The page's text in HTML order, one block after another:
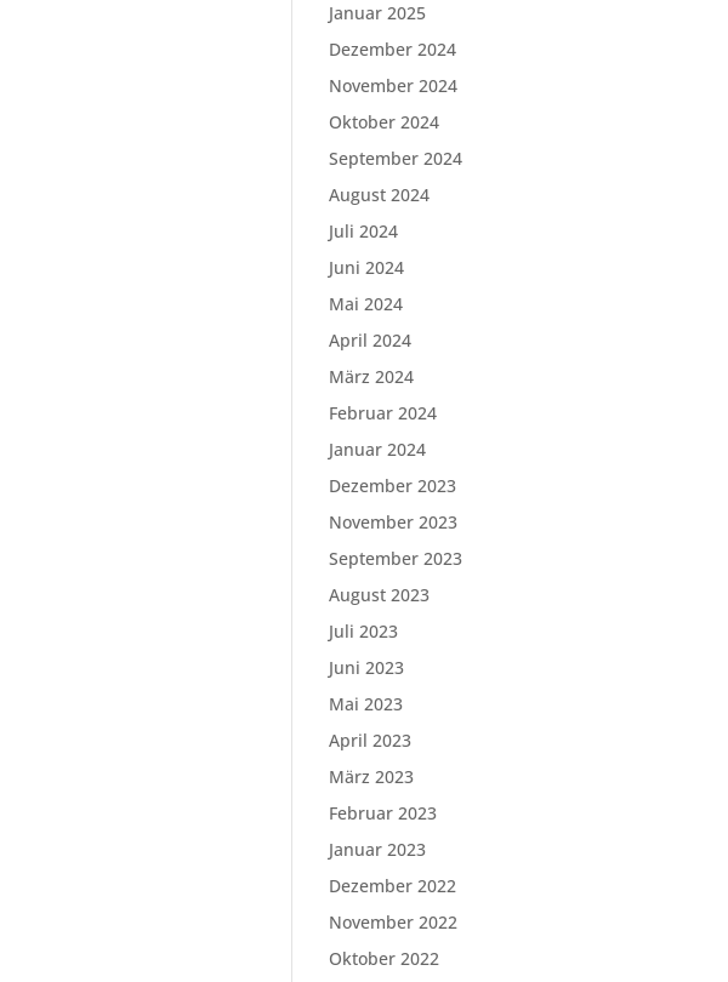
Januar 2025
Dezember 2024
November 2024
Oktober 2024
September 2024
August 2024
Juli 2024
Juni 2024
Mai 2024
April 2024
März 2024
Februar 2024
Januar 2024
Dezember 2023
November 2023
September 2023
August 2023
Juli 2023
Juni 2023
Mai 2023
April 2023
März 2023
Februar 2023
Januar 2023
Dezember 2022
November 2022
Oktober 2022